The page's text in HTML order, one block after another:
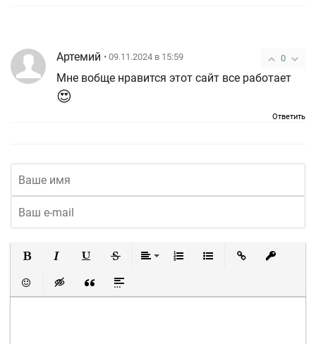
0
Артемий • 09.11.2024 в 15:59
Мне вобще нравится этот сайт все работает
😍
Ответить
Вставить смайлик
Вставка скрытого текста
Вставка цитаты
Вставка спойлера